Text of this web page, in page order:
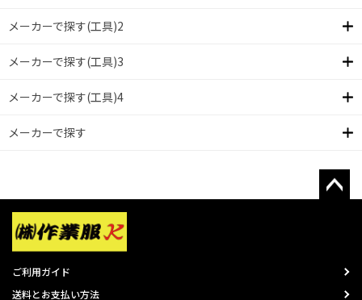
メーカーで探す(工具)2
メーカーで探す(工具)3
メーカーで探す(工具)4
メーカーで探す
ご利用ガイド
送料とお支払い方法